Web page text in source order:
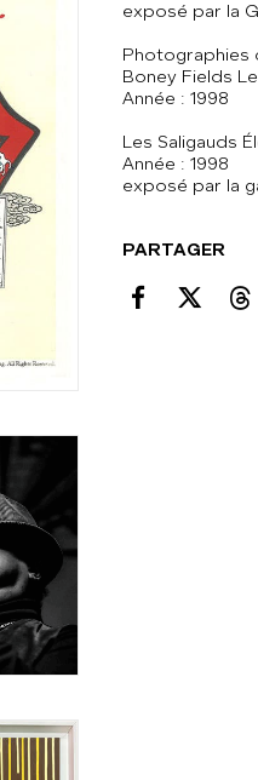
exposé par la
Photographies
Boney Fields
Année : 1998
Les Saligauds
Année : 1998
exposé par la
PARTAGER